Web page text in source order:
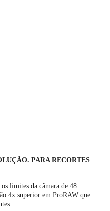
PARA RECORTES
os limites da câmara de 48
4x superior em ProRAW que